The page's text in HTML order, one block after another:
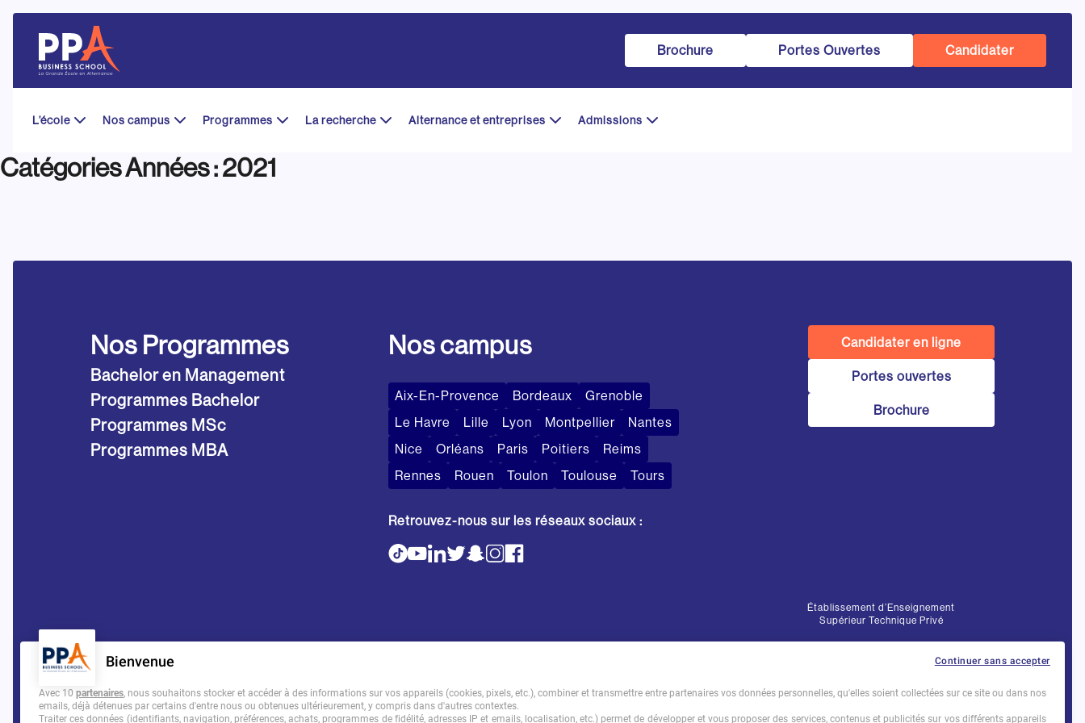
content
Brochure Portes Ouvertes Candidater
L’école Nos campus Programmes La recherche Alternance et entreprises Admissions
Catégories Années :2021
Nos Programmes
Bachelor en Management
Programmes Bachelor
Programmes MSc
Programmes MBA
Nos campus
Aix-En-Provence Bordeaux
Grenoble
Le Havre
Lille Lyon Montpellier
Nantes
Nice
Orléans Paris Poitiers
Reims
Rennes
Rouen Toulon Toulouse Tours
Retrouvez-nous sur les réseaux sociaux :
Candidater en ligne
Portes ouvertes
Brochure
Mentions légales
Établissement d’Enseignement
Supérieur Technique Privé
Continuer sans accepter
Bienvenue
Avec 10 partenaires , nous souhaitons stocker et accéder à des informations sur vos appareils (cookies, pixels, etc.), combiner et transmettre entre partenaires vos données personnelles, qu'elles soient collectées sur ce site ou dans nos
emails, déjà détenues par certains d'entre nous ou obtenues ultérieurement, y compris dans d'autres contextes.
Traiter ces données (identifiants, navigation, préférences, achats, programmes de fidélité, adresses IP et emails, localisation, etc.) permet de développer et vous proposer des services, contenus et publicités sur vos différents appareils